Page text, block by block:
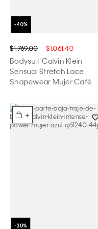
$1,769.00 $1,061.40
Bodysuit Calvin Klein
Sensual Stretch Lace
Shapewear Mujer Café
+